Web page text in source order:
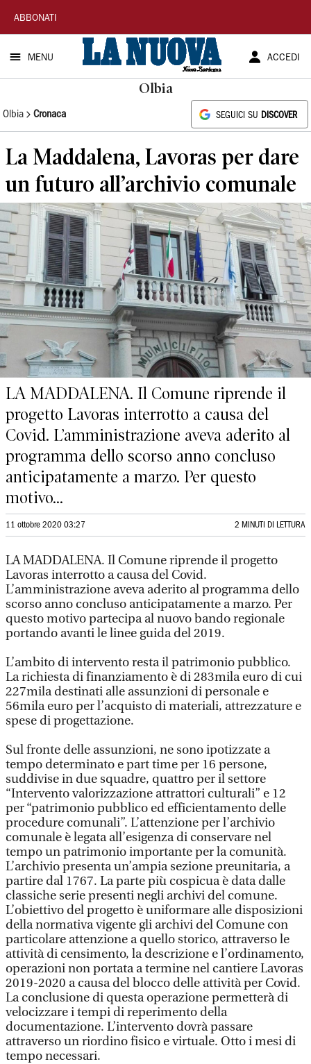
La
Nuova
Sardegna
ABBONATI
MENU ACCEDI
Olbia
Olbia Cronaca SEGUICI SU DISCOVER
La Maddalena, Lavoras per dare
un futuro all’archivio comunale
LA MADDALENA. Il Comune riprende il
progetto Lavoras interrotto a causa del
Covid. L’amministrazione aveva aderito al
programma dello scorso anno concluso
anticipatamente a marzo. Per questo
motivo...
11 ottobre 2020 03:27 2 MINUTI DI LETTURA
LA MADDALENA. Il Comune riprende il progetto
Lavoras interrotto a causa del Covid.
L’amministrazione aveva aderito al programma dello
scorso anno concluso anticipatamente a marzo. Per
questo motivo partecipa al nuovo bando regionale
portando avanti le linee guida del 2019.
L’ambito di intervento resta il patrimonio pubblico.
La richiesta di finanziamento è di 283mila euro di cui
227mila destinati alle assunzioni di personale e
56mila euro per l’acquisto di materiali, attrezzature e
spese di progettazione.
Sul fronte delle assunzioni, ne sono ipotizzate a
tempo determinato e part time per 16 persone,
suddivise in due squadre, quattro per il settore
“Intervento valorizzazione attrattori culturali” e 12
per “patrimonio pubblico ed efficientamento delle
procedure comunali”. L’attenzione per l’archivio
comunale è legata all’esigenza di conservare nel
tempo un patrimonio importante per la comunità.
L’archivio presenta un’ampia sezione preunitaria, a
partire dal 1767. La parte più cospicua è data dalle
classiche serie presenti negli archivi del comune.
L’obiettivo del progetto è uniformare alle disposizioni
della normativa vigente gli archivi del Comune con
particolare attenzione a quello storico, attraverso le
attività di censimento, la descrizione e l’ordinamento,
operazioni non portata a termine nel cantiere Lavoras
2019-2020 a causa del blocco delle attività per Covid.
La conclusione di questa operazione permetterà di
velocizzare i tempi di reperimento della
documentazione. L’intervento dovrà passare
attraverso un riordino fisico e virtuale. Otto i mesi di
tempo necessari.